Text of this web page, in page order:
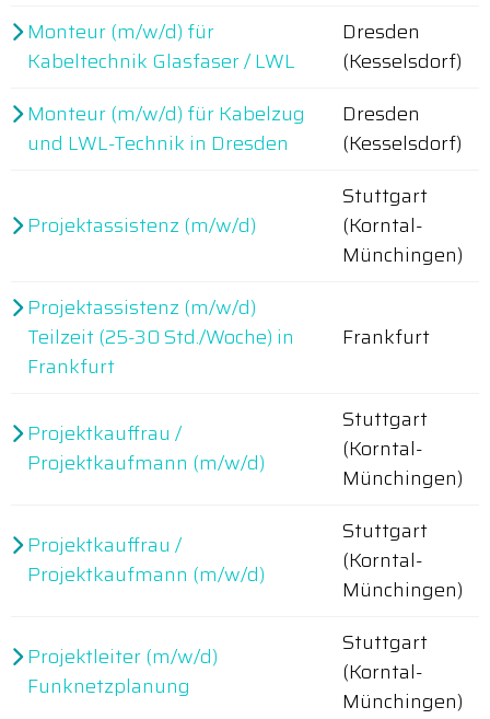
Monteur (m/w/d) für
Kabeltechnik Glasfaser / LWL
Dresden
(Kesselsdorf)
Monteur (m/w/d) für Kabelzug
und LWL-Technik in Dresden
Dresden
(Kesselsdorf)
Projektassistenz (m/w/d)
Stuttgart
(Korntal-
Münchingen)
Projektassistenz (m/w/d)
Teilzeit (25-30 Std./Woche) in
Frankfurt
Frankfurt
Projektkauffrau /
Projektkaufmann (m/w/d)
Stuttgart
(Korntal-
Münchingen)
Projektkauffrau /
Projektkaufmann (m/w/d)
Stuttgart
(Korntal-
Münchingen)
Projektleiter (m/w/d)
Funknetzplanung
Stuttgart
(Korntal-
Münchingen)